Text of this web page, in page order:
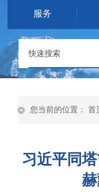
服务
您当前的位置： 首
习近平同